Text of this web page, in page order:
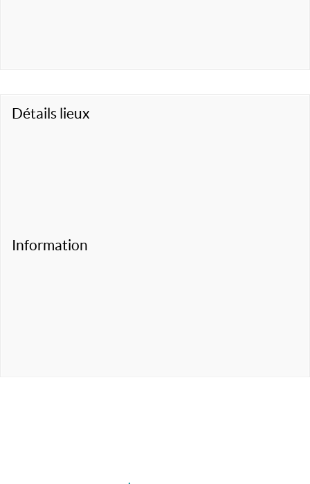
Détails lieux
Information